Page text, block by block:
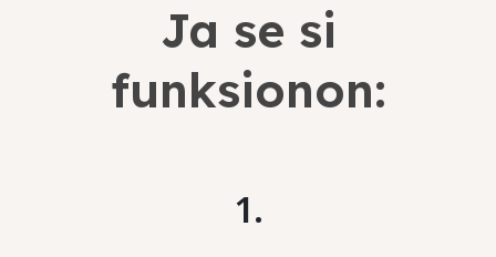
Ja se si
funksionon:
1.